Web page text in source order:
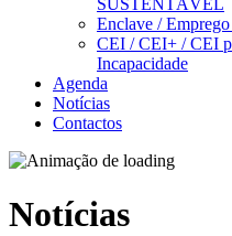
SUSTENTÁVEL
Enclave /
CEI / CEI+ / CEI
Incapacidade
Agenda
Notícias
Contactos
Notícias